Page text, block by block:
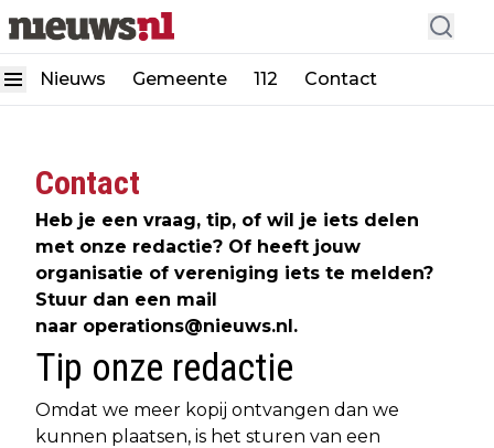
Nieuws Gemeente 112 Contact
Contact
Heb je een vraag, tip, of wil je iets delen
met onze redactie? Of heeft jouw
organisatie of vereniging iets te melden?
Stuur dan een mail
naar operations@nieuws.nl.
Tip onze redactie
Omdat we meer kopij ontvangen dan we
kunnen plaatsen, is het sturen van een